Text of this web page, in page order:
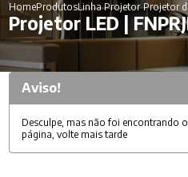
HomeProdutosLinha Projetor de Led
Projetor
Projetor LED |
Aviso!
Desculpe, mas não foi encontrando
página, volte mais tarde